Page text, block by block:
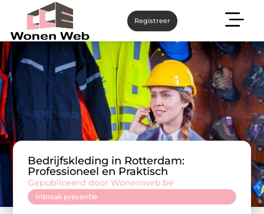
Registreer
Bedrijfskleding in Rotterdam:
Professioneel en Praktisch
Inbraak preventie
Gepubliceerd door Wonenweb.be